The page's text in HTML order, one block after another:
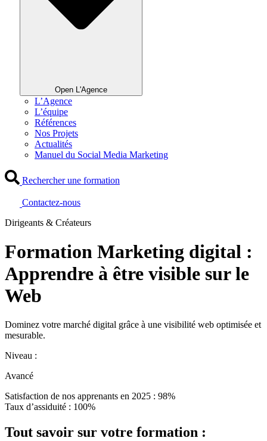
Open L'Agence
L’Agence
L’équipe
Références
Nos Projets
Actualités
Manuel du Social Media Marketing
Rechercher une formation
Contactez-nous
Dirigeants & Créateurs
Formation Marketing digital :
Apprendre à être visible sur le
Web
Dominez votre marché digital grâce à une visibilité web optimisée et
mesurable.
Niveau :
Avancé
Satisfaction de nos apprenants en 2025 : 98%
Taux d’assiduité : 100%
Tout savoir sur votre formation :